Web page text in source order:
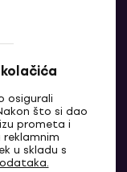
osigurali
što si dao
prometa i
u skladu s